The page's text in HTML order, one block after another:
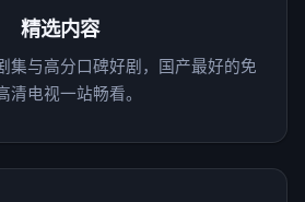
精选内容
集与高分口碑好剧，国产最好的免
清电视一站畅看。